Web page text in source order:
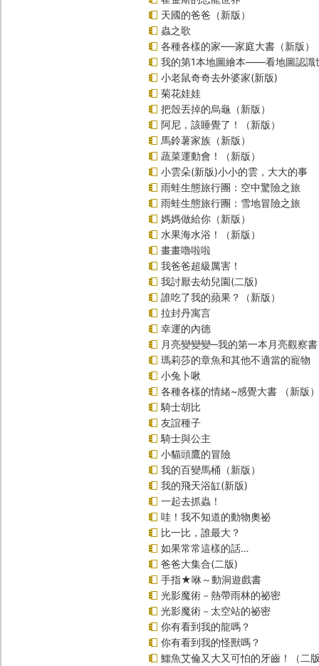
天國的爸爸（新版）
蟲之歌
各種各樣的家──家庭大書（新版）
我的第1本地圖繪本――看地圖認識
小老鼠奇奇去外婆家(新版)
菊花娃娃
把殼丟掉的烏龜（新版）
阿尼，該睡覺了！（新版）
馬鈴薯家族（新版）
蔬菜運動會！（新版）
小雲朵(新版)小小的雲，大大的事
雨蛙生態旅行團：空中驚險之旅
雨蛙生態旅行團：雪地冒險之旅
媽媽做給你（新版）
水果海水浴！（新版）
畫畫嚕啦啦
我爸爸超級厲害！
我討厭去幼兒園(二版)
誰吃了我的蘋果？（新版）
拉封丹寓言
幸運的內德
月亮變變變─我的第一本月亮觀察書
瑪莉莎的章魚和其他不適當的寵物
小兔卜啾
各種各樣的情緒~感覺大書 （新版）
騎士胡比
友誼種子
騎士與公主
小貓頭鷹的冒險
我的百變馬桶（新版）
我的飛天浴缸(新版)
一起去抓蟲！
哇！我不知道的動物奧祕
比一比，誰最大？
如果常常這樣的話…
爸爸大集合(二版)
手指★咻～動洞遊戲書
光影魔術－熱帶雨林的祕密
光影魔術－太空站的祕密
你有看到我的龍嗎？
你有看到我的怪獸嗎？
鱷魚艾倫又大又可怕的牙齒！（二